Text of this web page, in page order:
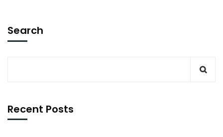
Search
Recent Posts